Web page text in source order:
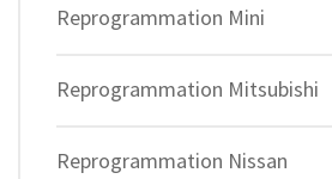
Reprogrammation Mini
Reprogrammation Mitsubishi
Reprogrammation Nissan